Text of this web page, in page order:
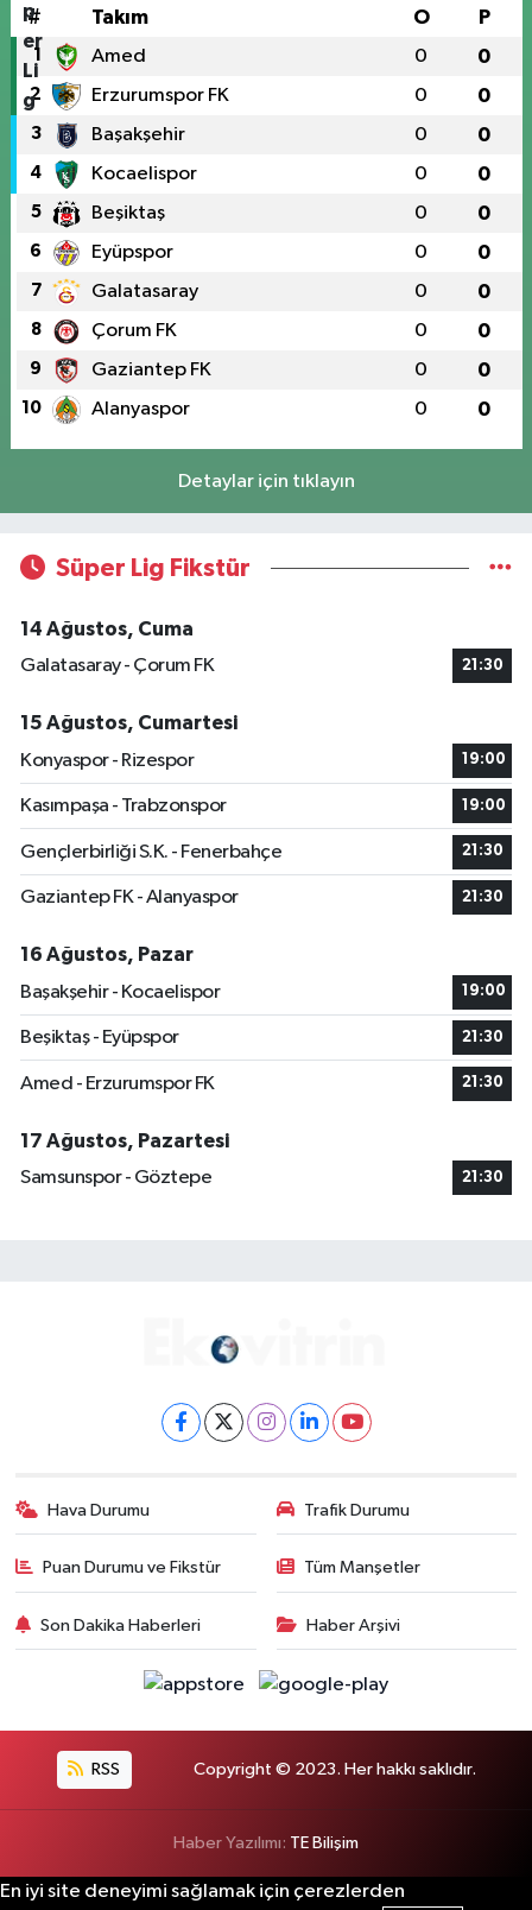
# Takım O P
1 Amed 0 0
2 Erzurumspor FK 0 0
3 Başakşehir 0 0
4 Kocaelispor 0 0
5 Beşiktaş 0 0
6 Eyüpspor 0 0
7 Galatasaray 0 0
8 Çorum FK 0 0
9 Gaziantep FK 0 0
10 Alanyaspor 0 0
Detaylar için tıklayın
Süper Lig Fikstür
14 Ağustos, Cuma
Galatasaray - Çorum FK
21:30
15 Ağustos, Cumartesi
Konyaspor - Rizespor
19:00
Kasımpaşa - Trabzonspor 19:00
Gençlerbirliği S.K. - Fenerbahçe 21:30
Gaziantep FK - Alanyaspor 21:30
16 Ağustos, Pazar
Başakşehir - Kocaelispor
19:00
Beşiktaş - Eyüpspor 21:30
Amed - Erzurumspor FK 21:30
17 Ağustos, Pazartesi
Samsunspor - Göztepe
21:30
Hava Durumu Trafik Durumu
Puan Durumu ve Fikstür Tüm Manşetler
Son Dakika Haberleri Haber Arşivi
RSS Copyright © 2023. Her hakkı saklıdır.
Haber Yazılımı: TE Bilişim
En iyi site deneyimi sağlamak için çerezlerden